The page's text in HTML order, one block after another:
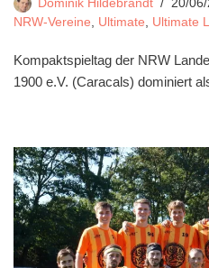
Dominik Hildebrandt
20/
NRW-Vereine, Ultimate, Ultimate
Kompaktspieltag der NRW
1900 e.V. (Caracals) dominiert